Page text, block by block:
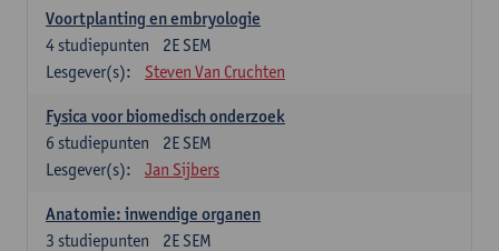
Voortplanting en embryologie
2E SEM
4studiepunten
Lesgever(s):
Steven Van Cruchten
Fysica voor biomedisch onderzoek
2E SEM
6 studiepunten
Lesgever(s):
Jan Sijbers
Anatomie: inwendige organen
2E SEM
3 studiepunten